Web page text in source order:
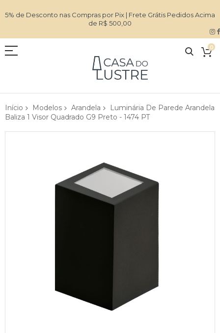
5% de Desconto nas Compras por Pix | Frete Grátis Pedidos Acima
de R$ 500,00
0
Início Modelos Arandela
Luminária De Parede Arandela
Baliza 1 Visor Quadrado G9 Preto - 1474 PT